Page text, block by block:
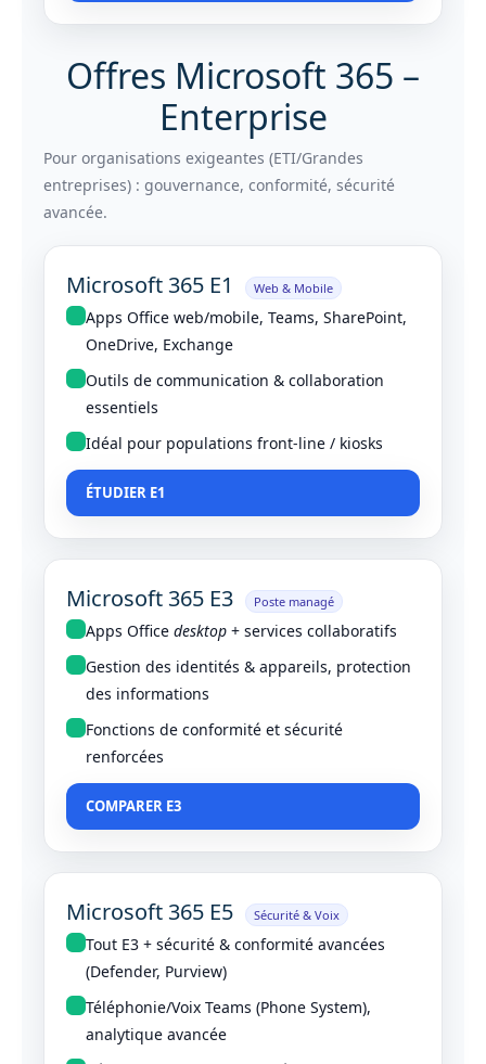
Offres Microsoft 365 –
Enterprise
Pour organisations exigeantes (ETI/Grandes
entreprises) : gouvernance, conformité, sécurité
avancée.
Microsoft 365 E1 Web & Mobile
Apps Office web/mobile, Teams, SharePoint,
OneDrive, Exchange
Outils de communication & collaboration
essentiels
Idéal pour populations front‑line / kiosks
ÉTUDIER E1
Microsoft 365 E3 Poste managé
Apps Office desktop + services collaboratifs
Gestion des identités & appareils, protection
des informations
Fonctions de conformité et sécurité
renforcées
COMPARER E3
Microsoft 365 E5 Sécurité & Voix
Tout E3 + sécurité & conformité avancées
(Defender, Purview)
Téléphonie/Voix Teams (Phone System),
analytique avancée